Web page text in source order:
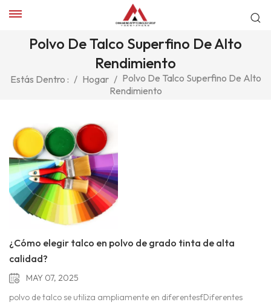
Polvo De Talco Superfino De Alto
Rendimiento
Estás Dentro : / Hogar / Polvo De Talco Superfino De Alto
Rendimiento
¿Cómo elegir talco en polvo de grado tinta de alta
calidad?
MAY 07, 2025
polvo de talco se utiliza ampliamente en diferentesfDiferentes